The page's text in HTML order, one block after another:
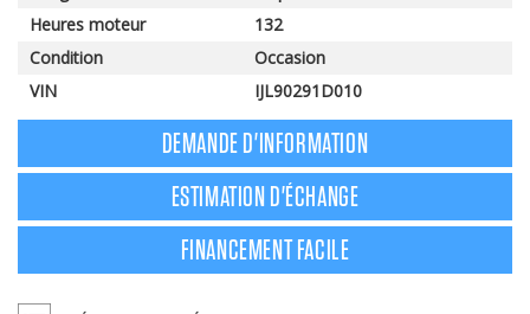
Heures moteur
132
Condition
Occasion
VIN
IJL90291D010
DEMANDE D'INFORMATION
ESTIMATION D'ÉCHANGE
FINANCEMENT FACILE